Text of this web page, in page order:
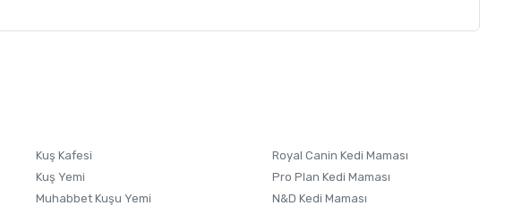
Kuş Kafesi
Kuş Yemi
Muhabbet Kuşu Yemi
Royal Canin Kedi Maması
Pro Plan Kedi Maması
N&D Kedi Maması